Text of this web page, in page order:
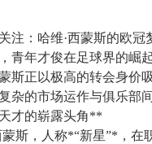
注：哈维·西蒙斯的欧冠
青年才俊在足球界的崛
斯正以极高的转会身价
杂的市场运作与俱乐部
才的崭露头角**
蒙斯，人称*“新星”*，